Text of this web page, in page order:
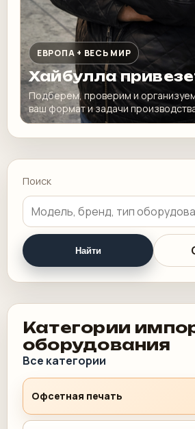
ЕВРОПА + ВЕСЬ МИР
Хайбулла
Подберем, проверим и
ваш формат и задачи
Поиск
Найти
Категории
оборудования
Все категории
Офсетная печать